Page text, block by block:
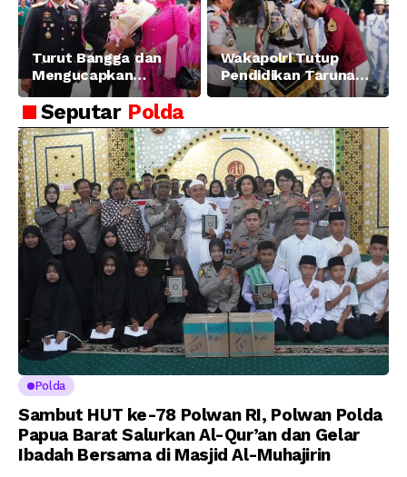
Turut Bangga dan
Mengucapkan
Selamat dan Sukses
Atas Pelantikan
Putra Brigjen Pol Drs,
A.M Kamal. Sebagai
Perwira Polri Lulusan
AKPOL 2026
Wakapolri Tutup
Pendidikan Taruna
Akpol Angkatan ke-
Amanat Kapolri
kepada 282 Capaja
Seputar Polda
Polda
Sambut HUT ke-78 Polwan RI, Polwan Polda
Papua Barat Salurkan Al-Qur’an dan Gelar
Ibadah Bersama di Masjid Al-Muhajirin